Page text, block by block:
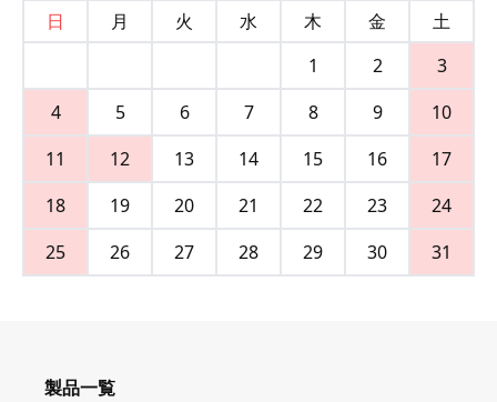
日
月 火 水 木 金
土
1
2
3
4
5 6 7 8 9
10
11
12 13 14 15 16
17
18
19 20 21 22 23
24
25
26 27 28 29 30 31
製品一覧